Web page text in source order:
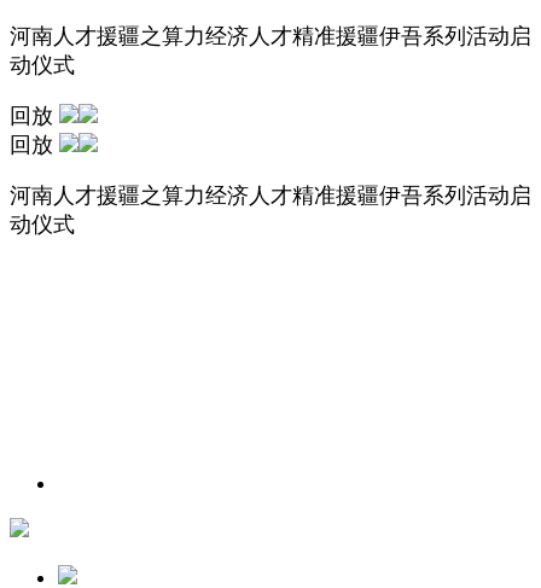
河南人才援疆之算力经济人才精准援疆伊吾系列活动启
动仪式
回放
回放
河南人才援疆之算力经济人才精准援疆伊吾系列活动启
动仪式